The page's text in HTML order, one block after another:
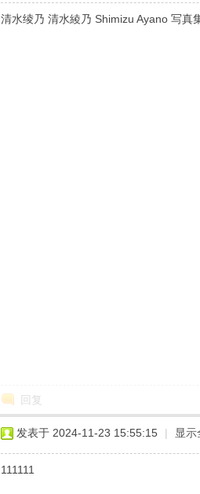
清水绫乃 清水綾乃 Shimizu Ayano 写真
回复
发表于 2024-11-23 15:55:15 | 显示
111111